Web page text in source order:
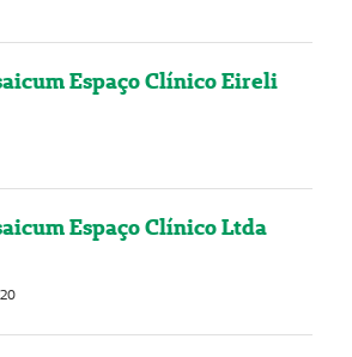
Espaço Clínico Eireli
Espaço Clínico Ltda